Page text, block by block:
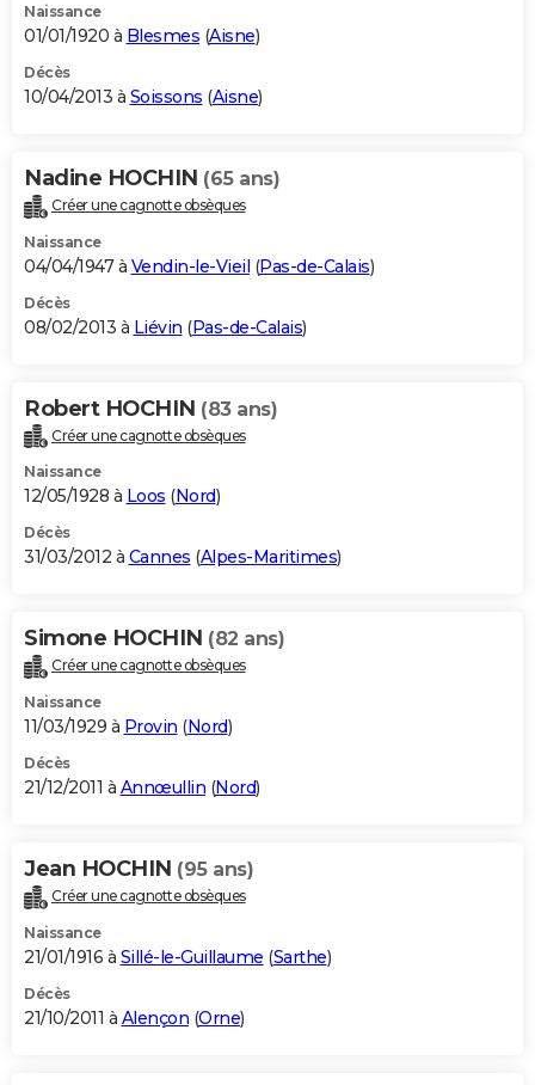
Naissance
01/01/1920 à Blesmes (Aisne)
Décès
10/04/2013 à Soissons (Aisne)
Nadine HOCHIN (65 ans)
Créer une cagnotte obsèques
Naissance
04/04/1947 à Vendin-le-Vieil (Pas-de-Calais)
Décès
08/02/2013 à Liévin (Pas-de-Calais)
Robert HOCHIN (83 ans)
Créer une cagnotte obsèques
Naissance
12/05/1928 à Loos (Nord)
Décès
31/03/2012 à Cannes (Alpes-Maritimes)
Simone HOCHIN (82 ans)
Créer une cagnotte obsèques
Naissance
11/03/1929 à Provin (Nord)
Décès
21/12/2011 à Annœullin (Nord)
Jean HOCHIN (95 ans)
Créer une cagnotte obsèques
Naissance
21/01/1916 à Sillé-le-Guillaume (Sarthe)
Décès
21/10/2011 à Alençon (Orne)